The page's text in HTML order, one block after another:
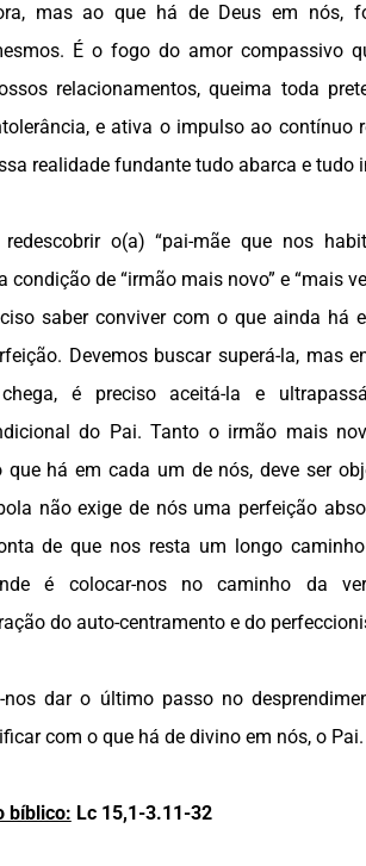
mas ao que há de Deus em nós,
É o fogo do amor compassivo
relacionamentos, queima toda
e ativa o impulso ao contínuo
realidade fundante tudo abarca e tudo
redescobrir o(a) “pai-mãe que nos
condição de “irmão mais novo” e “mais
saber conviver com o que ainda há
Devemos buscar superá-la, mas
é preciso aceitá-la e
do Pai. Tanto o irmão mais
que há em cada um de nós, deve ser
não exige de nós uma perfeição
de que nos resta um longo
é colocar-nos no caminho da
do auto-centramento e do
nos dar o último passo no
com o que há de divino em nós, o Pai.
bíblico: Lc 15,1-3.11-32